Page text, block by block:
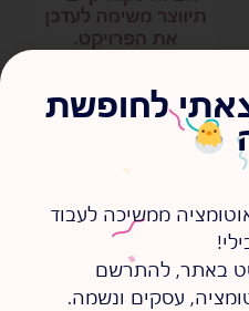
לחופשת
ממשיכה לעבוד
באתר, להתרשם
עסקים ונשמה.